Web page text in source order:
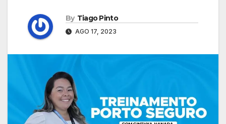
By Tiago Pinto
AGO 17, 2023